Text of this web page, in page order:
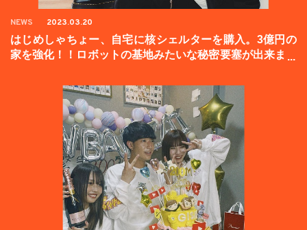
NEWS 2023.03.20
はじめしゃちょー、自宅に核シェルターを購入。3億円の
家を強化！！ロボットの基地みたいな秘密要塞が出来まし